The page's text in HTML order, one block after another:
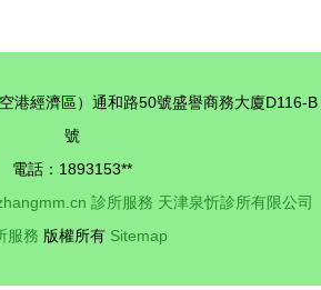
咨詢
港經濟區）通和路50號盛譽商務大廈D116-B
號
電話：1893153**
診所服務 天津泉忻診所有限公司
服務 版權所有 Sitemap